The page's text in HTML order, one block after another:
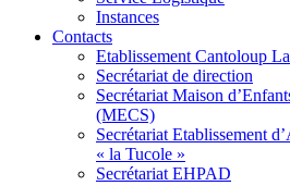
Instances
Contacts
Etablissement Cantoloup
Secrétariat de direction
Secrétariat Maison
(MECS)
Secrétariat Etablissement
« la Tucole »
Secrétariat EHPAD